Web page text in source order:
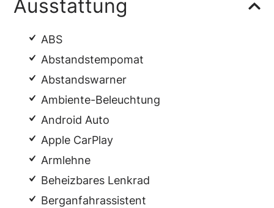
Ausstattung
ABS
Abstandstempomat
Abstandswarner
Ambiente-Beleuchtung
Android Auto
Apple CarPlay
Armlehne
Beheizbares Lenkrad
Berganfahrassistent